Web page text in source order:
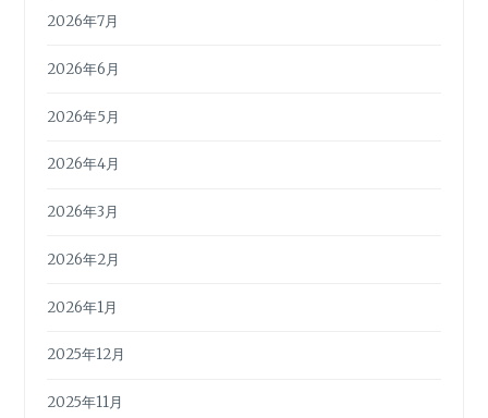
2026年7月
2026年6月
2026年5月
2026年4月
2026年3月
2026年2月
2026年1月
2025年12月
2025年11月